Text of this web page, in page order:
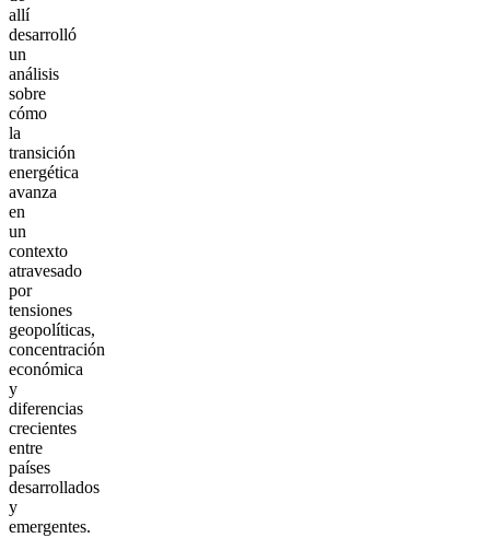
allí
desarrolló
un
análisis
sobre
cómo
la
transición
energética
avanza
en
un
contexto
atravesado
por
tensiones
geopolíticas,
concentración
económica
y
diferencias
crecientes
entre
países
desarrollados
y
emergentes.